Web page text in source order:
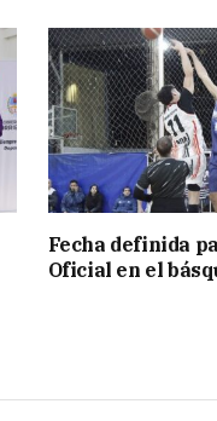
Fecha definida
Oficial en el